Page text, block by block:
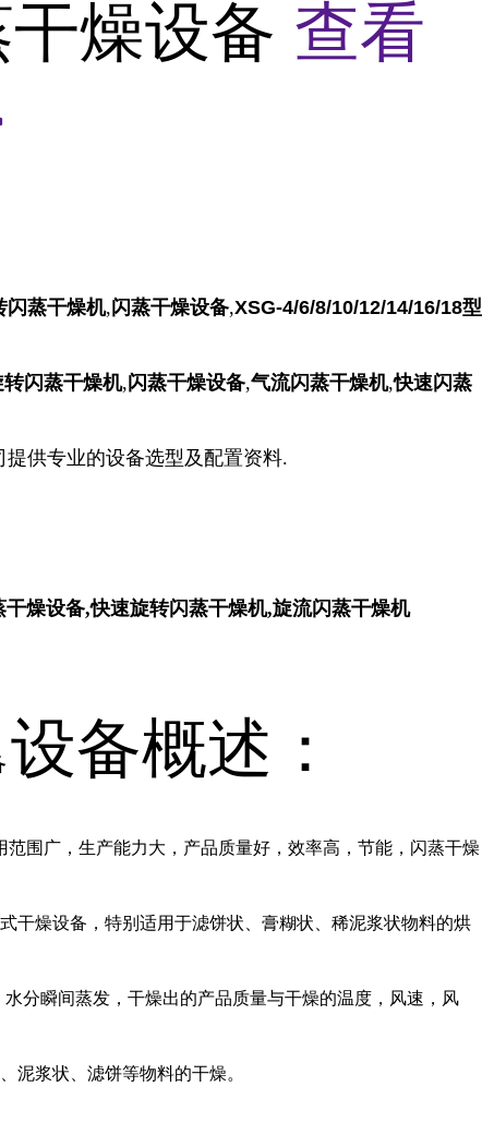
燥设备 查看
闪蒸干燥机,闪蒸干燥设备,XSG-4/6/8/10/12/14/16/18型
闪蒸干燥机,闪蒸干燥设备,气流闪蒸干燥机,快速闪蒸
供专业的设备选型及配置资料.
燥设备,快速旋转闪蒸干燥机,旋流闪蒸干燥机
设备概述：
围广，生产能力大，产品质量好，效率高，节能，闪蒸干燥
干燥设备，特别适用于滤饼状、膏糊状、稀泥浆状物料的烘
分瞬间蒸发，干燥出的产品质量与干燥的温度，风速，风
泥浆状、滤饼等物料的干燥。